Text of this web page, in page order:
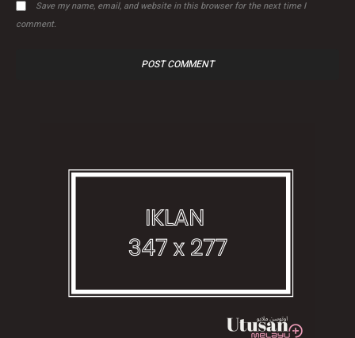
Save my name, email, and website in this browser for the next time I
comment.